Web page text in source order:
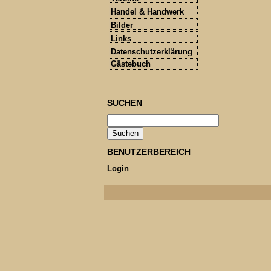
Handel & Handwerk
Bilder
Links
Datenschutzerklärung
Gästebuch
SUCHEN
BENUTZERBEREICH
Login